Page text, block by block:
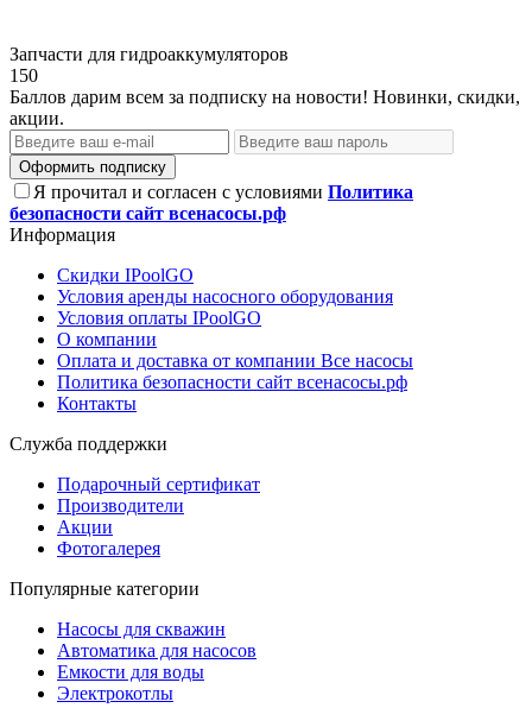
Запчасти для гидроаккумуляторов
150
Баллов дарим всем за подписку на новости! Новинки, скидки,
акции.
Оформить подписку
Я прочитал и согласен с условиями Политика
безопасности сайт всенасосы.рф
Информация
Скидки IPoolGO
Условия аренды насосного оборудования
Условия оплаты IPoolGO
О компании
Оплата и доставка от компании Все насосы
Политика безопасности сайт всенасосы.рф
Контакты
Служба поддержки
Подарочный сертификат
Производители
Акции
Фотогалерея
Популярные категории
Насосы для скважин
Автоматика для насосов
Емкости для воды
Электрокотлы